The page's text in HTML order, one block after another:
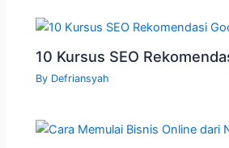
10 Kursus SEO
By Defriansyah